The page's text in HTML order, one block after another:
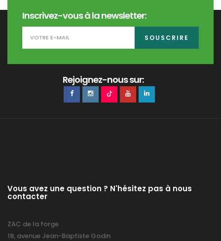
Inscrivez-vous à la newsletter:
SOUSCRIRE
Rejoignez-nous sur:
Vous avez une question ? N'hésitez pas à nous
contacter
ZAC de la forge
18, avenue Jean-Baptiste Godin